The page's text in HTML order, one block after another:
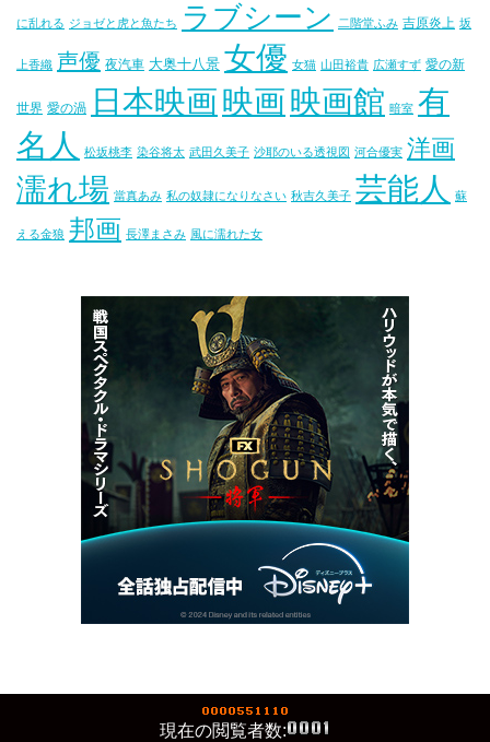
に乱れる ジョゼと虎と魚たち ラブシーン 二階堂ふみ 吉原炎上 坂
上香織 声優 夜汽車 大奥十八景 女優 女猫 山田裕貴 広瀬すず 愛の新
世界 愛の渦 日本映画映画映画館 暗室 有
名人
松坂桃李 染谷将太 武田久美子 沙耶のいる透視図 河合優実 洋画
濡れ場 當真あみ 私の奴隷になりなさい 秋吉久美子 芸能人 蘇
える金狼 邦画 長澤まさみ 風に濡れた女
現在の閲覧者数: